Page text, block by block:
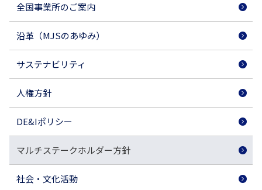
全国事業所のご案内
沿革（MJSのあゆみ）
サステナビリティ
人権方針
DE&Iポリシー
マルチステークホルダー方針
社会・文化活動